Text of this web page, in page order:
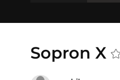
Sopron X